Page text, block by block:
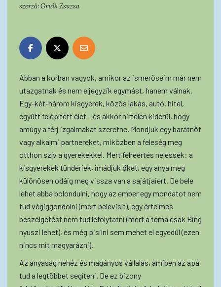
szerző:Gruik Zsuzsa
Abban a korban vagyok, amikor az ismerőseim már nem
utazgatnak és nem eljegyzik egymást, hanem válnak.
Egy-két-három kisgyerek, közös lakás, autó, hitel,
együtt felépített élet – és akkor hirtelen kiderül, hogy
amúgy a férj izgalmakat szeretne. Mondjuk egy barátnőt
vagy alkalmi partnereket, miközben a feleség meg
otthon szív a gyerekekkel. Mert félreértés ne essék: a
kisgyerekek tündériek, imádjuk őket, egy anya meg
különösen odáig meg vissza van a sajátjaiért. De bele
lehet abba bolondulni, hogy az ember egy mondatot nem
tud végiggondolni (mert belevisít), egy értelmes
beszélgetést nem tud lefolytatni (mert a téma csak Bing
nyuszi lehet), és még pisilni sem mehet el egyedül (ezen
nincs mit magyarázni).
Az anyaság nehéz és magányos vállalás, amiben az apa
tud a legtöbbet segíteni. De ez bizony